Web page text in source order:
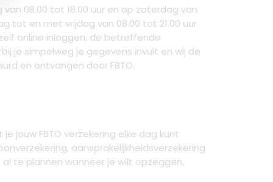
08.00 tot 18.00 uur en op zaterdag van
tot en met vrijdag van 08.00 tot 21.00 uur
online inloggen, de betreffende
je simpelweg je gegevens invult en wij de
en ontvangen door FBTO.
jouw FBTO verzekering elke dag kunt
aansprakelijkheidsverzekering
te plannen wanneer je wilt opzeggen,